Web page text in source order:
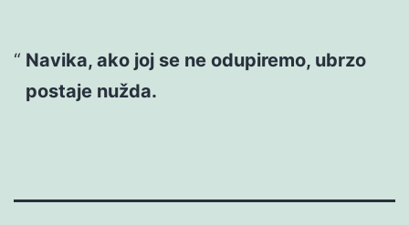
Navika, ako joj se ne odupiremo, ubrzo
postaje nužda.